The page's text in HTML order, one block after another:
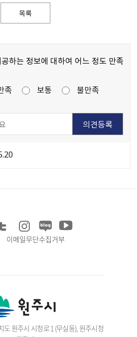
목록
하는 정보에 대하여 어느 정도 만족
족 보통
불만족
이메일무단수집거부
도 원주시 시청로 1 (무실동), 원주시청